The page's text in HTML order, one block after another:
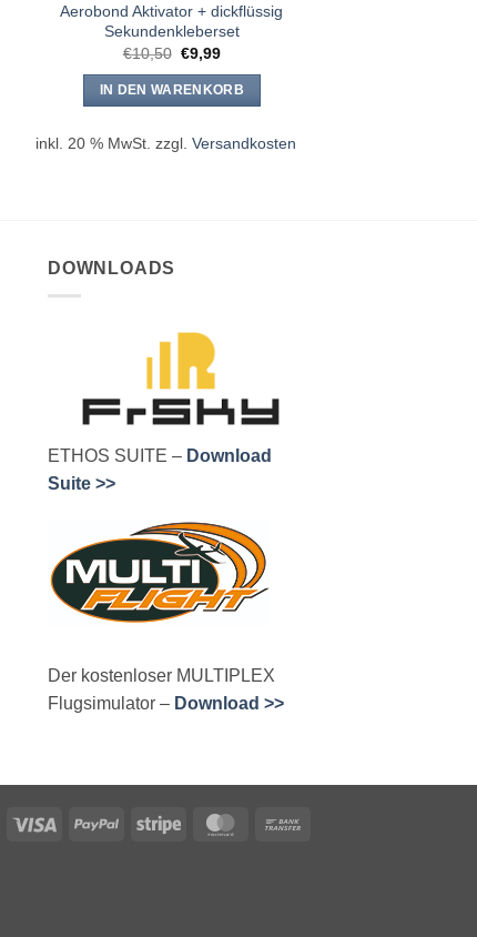
Aerobond Aktivator + dickflüssig
Sekundenkleberset
€10,50 Ursprünglicher
war:
€10,50
€9,99Aktueller
ist:
€9,99.
IN DEN WARENKORB
inkl. 20 % MwSt. zzgl. Versandkosten
DOWNLOADS
ETHOS SUITE – Download
Suite >>
Der kostenloser MULTIPLEX
Flugsimulator – Download >>
Visa PayPal Stripe MasterCard